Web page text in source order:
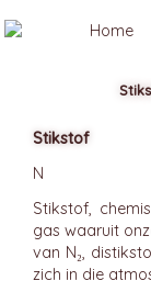
Stikstof
N
Stikstof,
gas waaruit
van N₂,
zich in die